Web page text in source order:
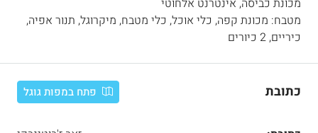
מכונת כביסה, אינטרנט אלחוטי
מטבח: מכונת קפה, כלי אוכל, כלי מטבח, מיקרוגל, תנור אפיה,
כיריים, 2 כיורים
כתובת פתח במפות גוגל